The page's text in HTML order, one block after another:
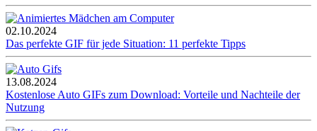
02.10.2024
Das perfekte GIF für jede Situation: 11 perfekte Tipps
13.08.2024
Kostenlose Auto GIFs zum Download: Vorteile und Nachteile der
Nutzung